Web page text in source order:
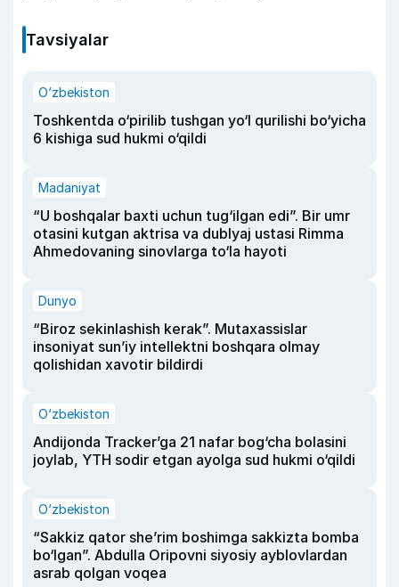
Tavsiyalar
O‘zbekiston
Toshkentda o‘pirilib tushgan yo‘l qurilishi bo‘yicha
6 kishiga sud hukmi o‘qildi
Madaniyat
“U boshqalar baxti uchun tug‘ilgan edi”. Bir umr
otasini kutgan aktrisa va dublyaj ustasi Rimma
Ahmedovaning sinovlarga to‘la hayoti
Dunyo
“Biroz sekinlashish kerak”. Mutaxassislar
insoniyat sun’iy intellektni boshqara olmay
qolishidan xavotir bildirdi
O‘zbekiston
Andijonda Tracker’ga 21 nafar bog‘cha bolasini
joylab, YTH sodir etgan ayolga sud hukmi o‘qildi
O‘zbekiston
“Sakkiz qator she’rim boshimga sakkizta bomba
bo‘lgan”. Abdulla Oripovni siyosiy ayblovlardan
asrab qolgan voqea